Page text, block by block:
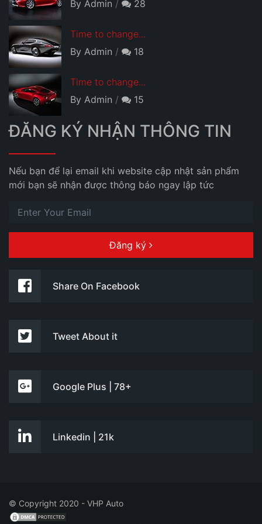
By Admin 28
Time to change...
By Admin
18
Time to change...
By Admin
15
ĐĂNG KÝ NHẬN THÔNG TIN
Nếu bạn để lại email khi website cập nhật sản phẩm
mới bạn sẽ nhận được thông báo ngay lập tức
Đăng ký
Share On Facebook
Tweet About it
Google Plus | 78+
Linkedin | 21k
© Copyright 2020 - VHP Auto